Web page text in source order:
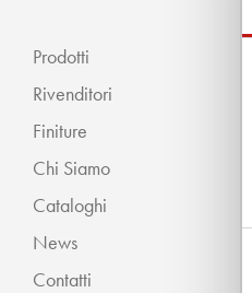
Prodotti
Rivenditori
Finiture
Chi Siamo
Cataloghi
News
Contatti